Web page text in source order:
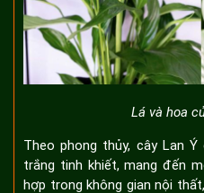
Lá và hoa
Theo phong thủy, cây Lan
trắng tinh khiết, mang đến
hợp trong không gian nội